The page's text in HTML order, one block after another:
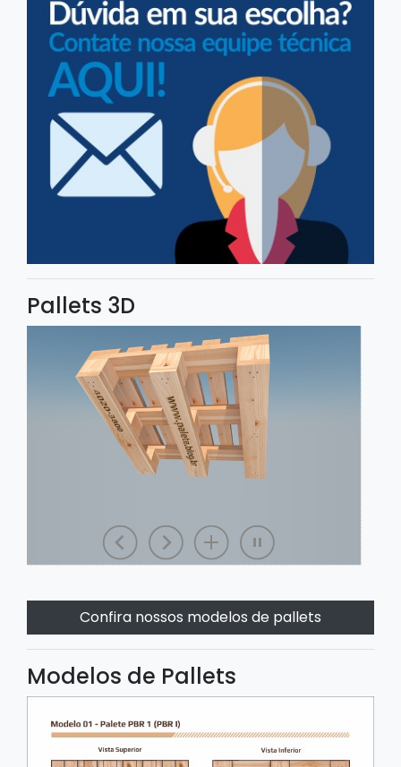
Pallets 3D
Confira nossos modelos de pallets
Modelos de Pallets